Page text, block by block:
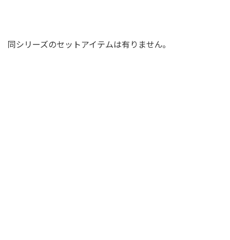
同シリーズのセットアイテムは有りません｡